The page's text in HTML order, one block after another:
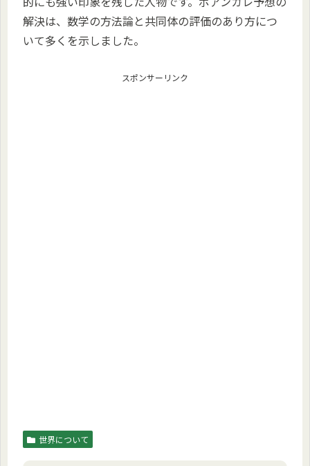
解決は、数学の方法論と共同体の評価のあり方につ
いて多くを示しました。
スポンサーリンク
世界について